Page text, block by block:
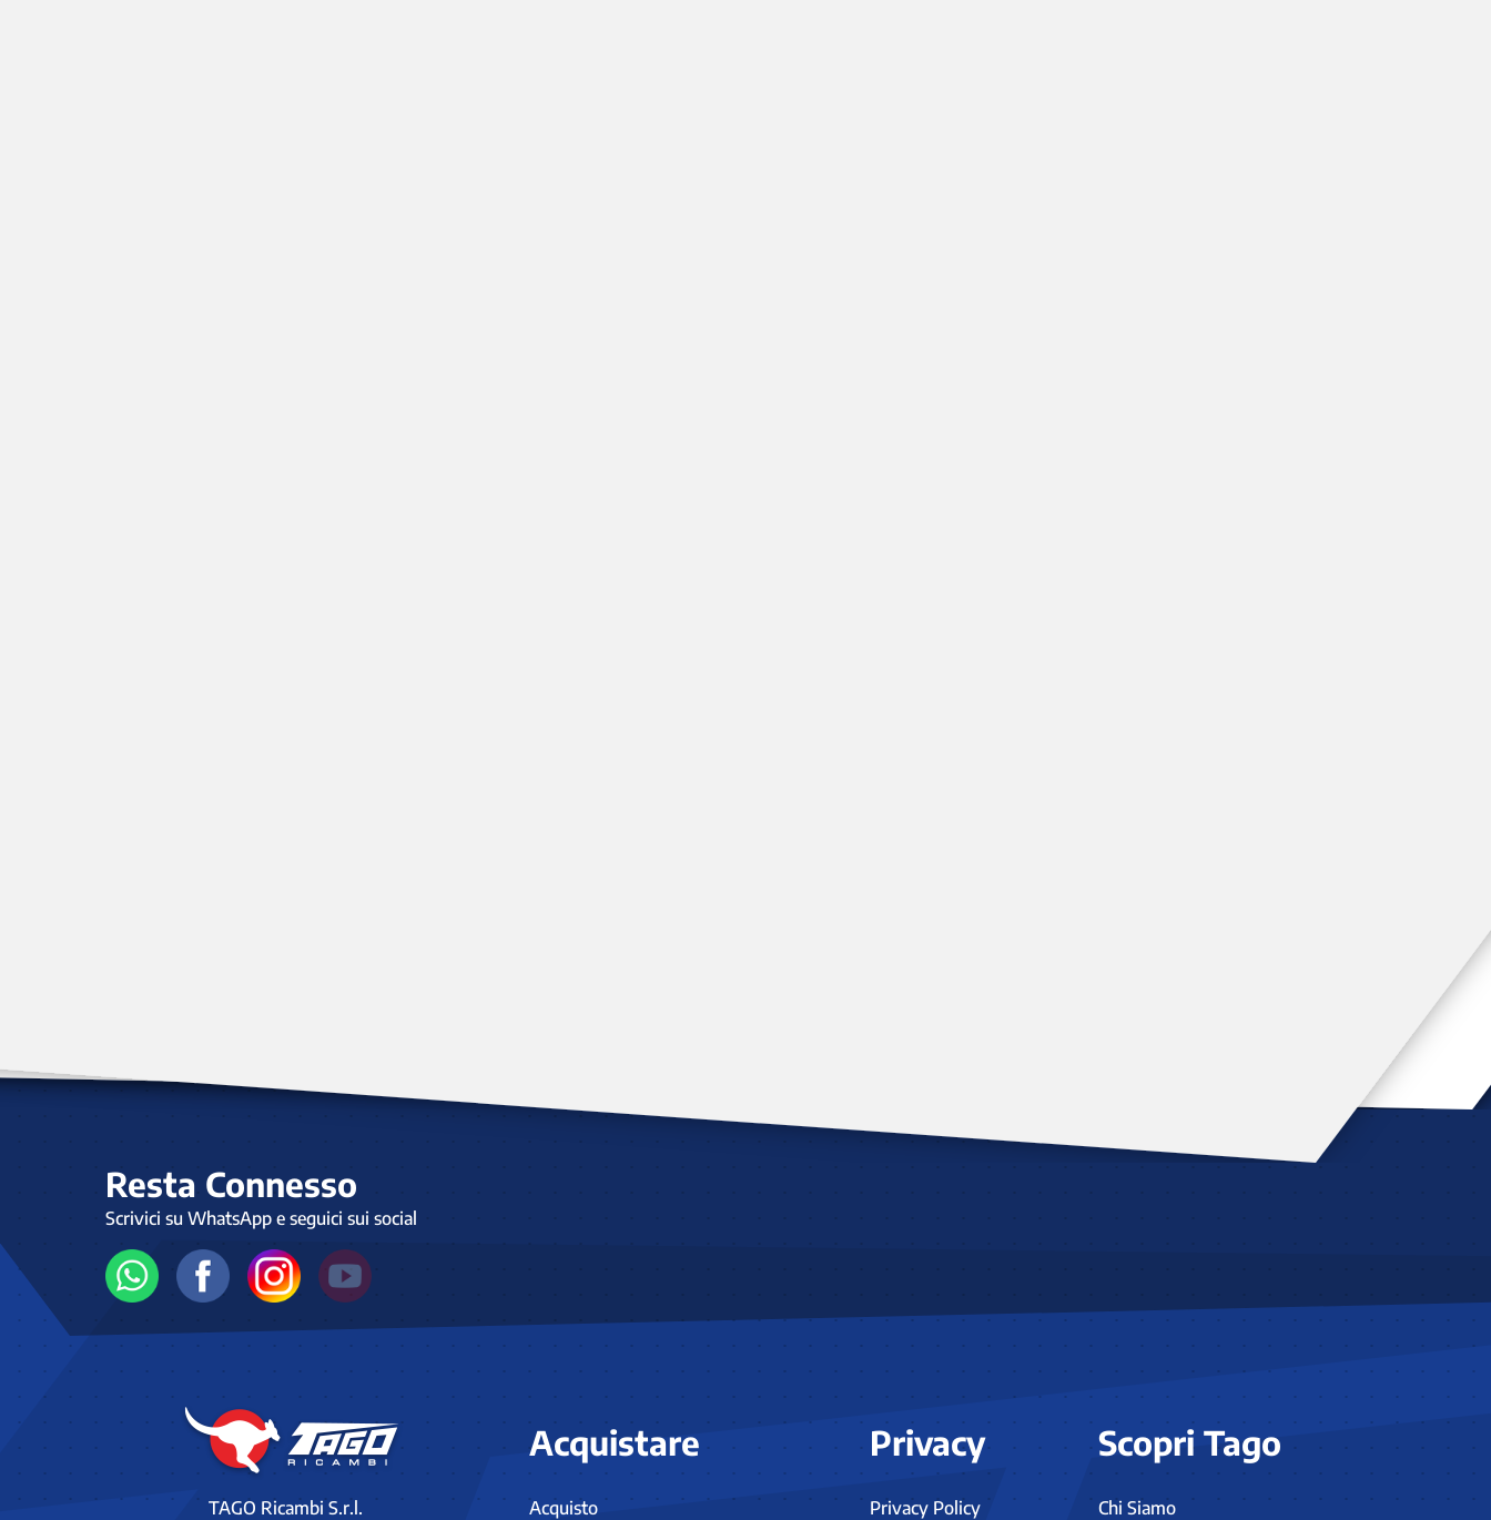
Resta Connesso
Scrivici su WhatsApp e seguici sui social
TAGO Ricambi S.r.l.
Acquistare
Acquisto
Privacy
Privacy Policy
Scopri Tago
Chi Siamo